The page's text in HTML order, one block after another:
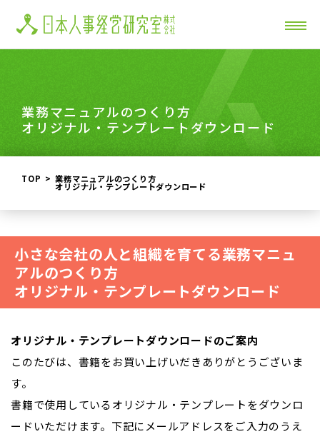
業務マニュアルのつくり方
オリジナル・テンプレートダウンロード
TOP 業務マニュアルのつくり方
オリジナル・テンプレートダウンロード
小さな会社の人と組織を育てる業務マニュ
アルのつくり方
オリジナル・テンプレートダウンロード
オリジナル・テンプレートダウンロードのご案内
このたびは、書籍をお買い上げいだきありがとうございま
す。
書籍で使用しているオリジナル・テンプレートをダウンロ
ードいただけます。下記にメールアドレスをご入力のうえ